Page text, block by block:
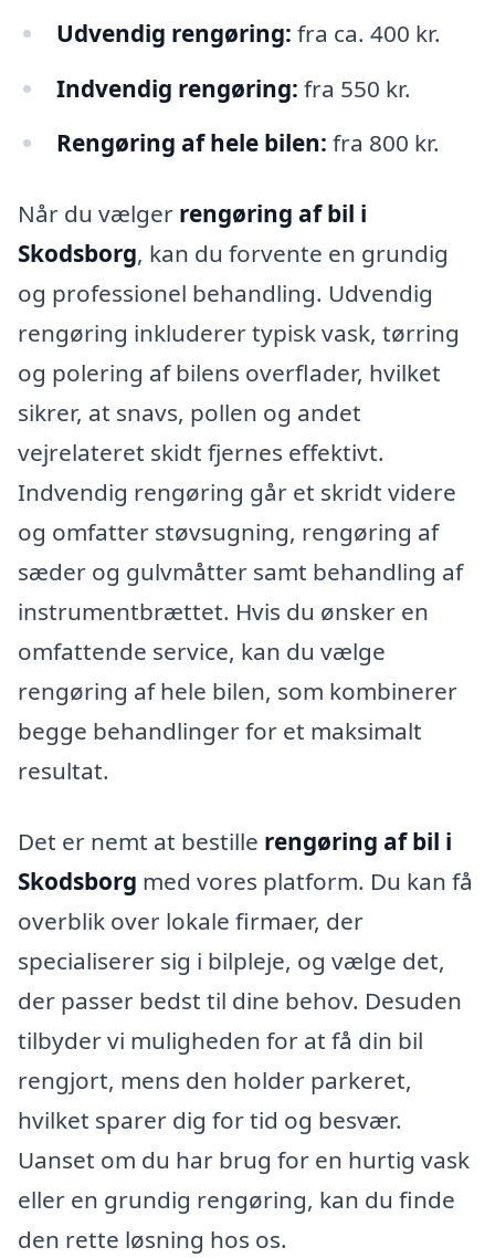
Udvendig rengøring: fra ca. 400 kr.
Indvendig rengøring: fra 550 kr.
Rengøring af hele bilen: fra 800 kr.
Når du vælger rengøring af bil i
Skodsborg, kan du forvente en grundig
og professionel behandling. Udvendig
rengøring inkluderer typisk vask, tørring
og polering af bilens overflader, hvilket
sikrer, at snavs, pollen og andet
vejrelateret skidt fjernes effektivt.
Indvendig rengøring går et skridt videre
og omfatter støvsugning, rengøring af
sæder og gulvmåtter samt behandling af
instrumentbrættet. Hvis du ønsker en
omfattende service, kan du vælge
rengøring af hele bilen, som kombinerer
begge behandlinger for et maksimalt
resultat.
Det er nemt at bestille rengøring af bil i
Skodsborg med vores platform. Du kan få
overblik over lokale firmaer, der
specialiserer sig i bilpleje, og vælge det,
der passer bedst til dine behov. Desuden
tilbyder vi muligheden for at få din bil
rengjort, mens den holder parkeret,
hvilket sparer dig for tid og besvær.
Uanset om du har brug for en hurtig vask
eller en grundig rengøring, kan du finde
den rette løsning hos os.